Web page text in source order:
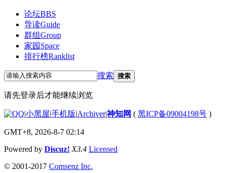
论坛BBS
导读Guide
群组Group
家园 Space
排行榜Ranklist
搜索 搜索
请先登录后才能继续浏览
|小黑屋|手机版|Archiver|神知网 ( 黑ICP备09004198号 )
GMT+8, 2026-8-7 02:14
Powered by Discuz! X3.4 Licensed
© 2001-2017 Comsenz Inc.